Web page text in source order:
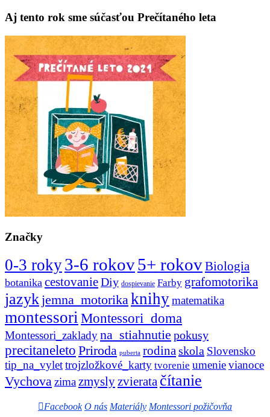
Aj tento rok sme súčasťou Prečítaného leta
Značky
0-3 roky3-6 rokov5+ rokovBiologia
botanika cestovanieDiy dospievanie Farby grafomotorika
jazykjemna_motorikaknihymatematika
montessoriMontessori_doma
Montessori_zakladyna_stiahnutie pokusy
precitaneleto Priroda puberta rodinaskola Slovensko
tip_na_vylettrojzložkové_karty tvorenie umenievianoce
Vychovazimazmysly zvierata čítanie
Facebook O nás Materiály Montessori požičovňa